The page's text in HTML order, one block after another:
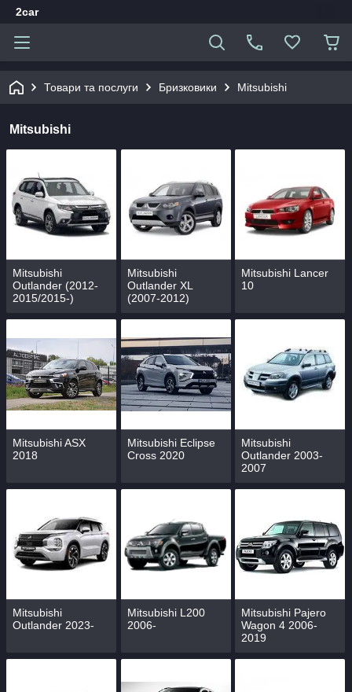
2car
Товари та послуги Бризковики Mitsubishi
Mitsubishi
Mitsubishi
Outlander (2012-
2015/2015-)
Mitsubishi
Outlander XL
(2007-2012)
Mitsubishi Lancer
10
Mitsubishi ASX
2018
Mitsubishi Eclipse
Cross 2020
Mitsubishi
Outlander 2003-
2007
Mitsubishi
Outlander 2023-
Mitsubishi L200
2006-
Mitsubishi Pajero
Wagon 4 2006-
2019